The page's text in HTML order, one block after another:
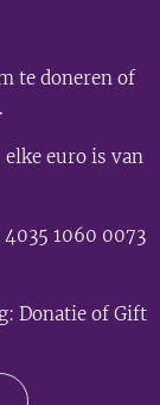
te doneren of
euro is van
1060 0073
Donatie of Gift